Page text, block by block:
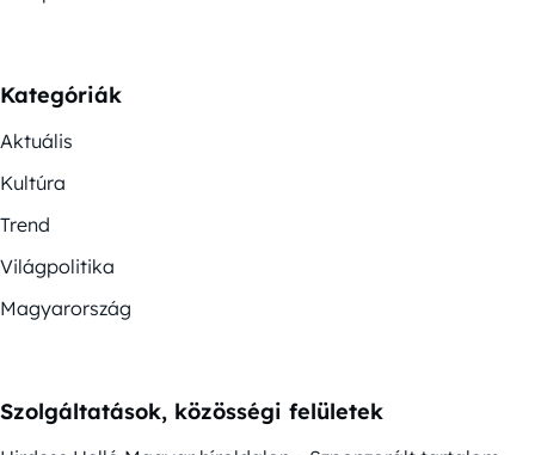
Kategóriák
Aktuális
Kultúra
Trend
Világpolitika
Magyarország
Szolgáltatások, közösségi felületek